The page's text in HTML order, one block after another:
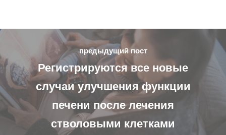
предыдущий пост
Регистрируются все новые
случаи улучшения функции
печени после лечения
стволовыми клетками